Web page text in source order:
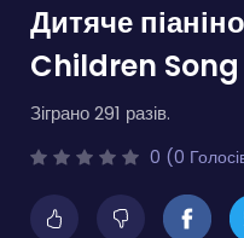
Дитяче
Children Song
Зіграно 291 разів.
0 (0